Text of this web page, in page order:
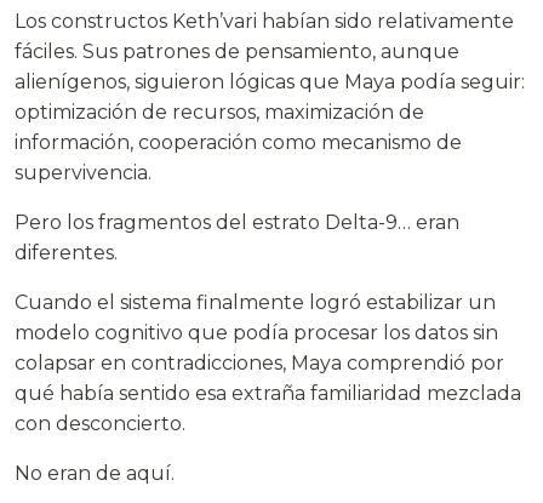
Los constructos Keth’vari habían sido relativamente
fáciles. Sus patrones de pensamiento, aunque
alienígenos, siguieron lógicas que Maya podía seguir:
optimización de recursos, maximización de
información, cooperación como mecanismo de
supervivencia.
Pero los fragmentos del estrato Delta-9… eran
diferentes.
Cuando el sistema finalmente logró estabilizar un
modelo cognitivo que podía procesar los datos sin
colapsar en contradicciones, Maya comprendió por
qué había sentido esa extraña familiaridad mezclada
con desconcierto.
No eran de aquí.